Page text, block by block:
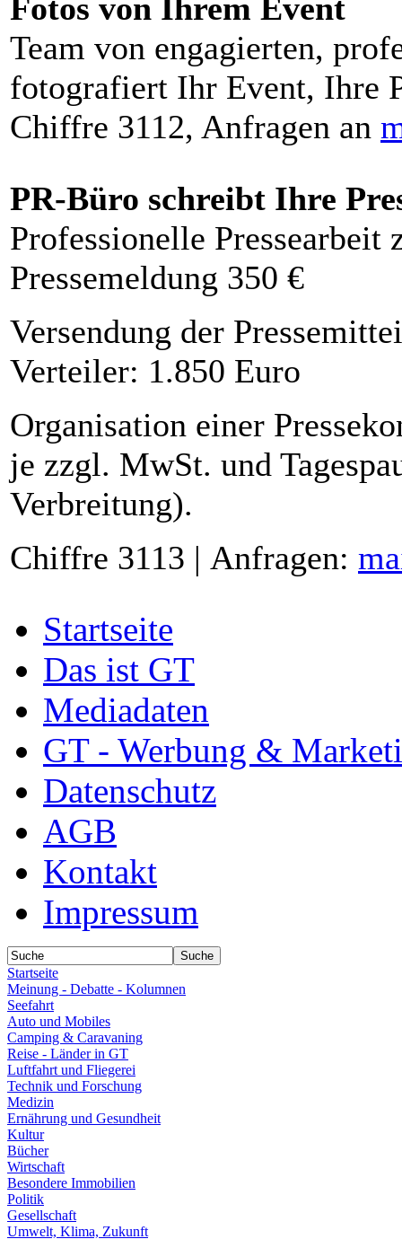
Fotos von Ihrem Event
Team von engagierten,
fotografiert Ihr Event, Ihre
Chiffre 3112, Anfragen an
PR-Büro schreibt Ihre
Professionelle Pressearbeit
Pressemeldung 350 €
Versendung der
Verteiler: 1.850 Euro
Organisation einer
je zzgl. MwSt. und
Verbreitung).
Chiffre 3113 | Anfragen:
Startseite
Das ist GT
Mediadaten
GT - Werbung &
Datenschutz
AGB
Kontakt
Impressum
Startseite
Meinung - Debatte - Kolumnen
Seefahrt
Auto und Mobiles
Camping & Caravaning
Reise - Länder in GT
Luftfahrt und Fliegerei
Technik und Forschung
Medizin
Ernährung und Gesundheit
Kultur
Bücher
Wirtschaft
Besondere Immobilien
Politik
Gesellschaft
Umwelt, Klima, Zukunft